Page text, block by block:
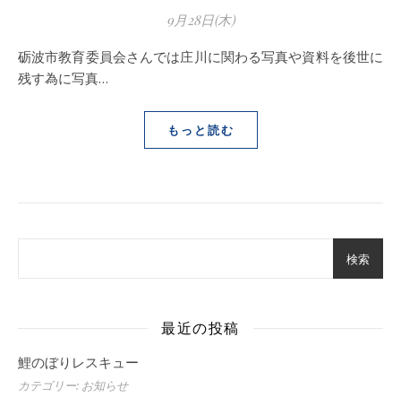
9月28日(木)
砺波市教育委員会さんでは庄川に関わる写真や資料を後世に
残す為に写真…
もっと読む
検索
最近の投稿
鯉のぼりレスキュー
カテゴリー: お知らせ